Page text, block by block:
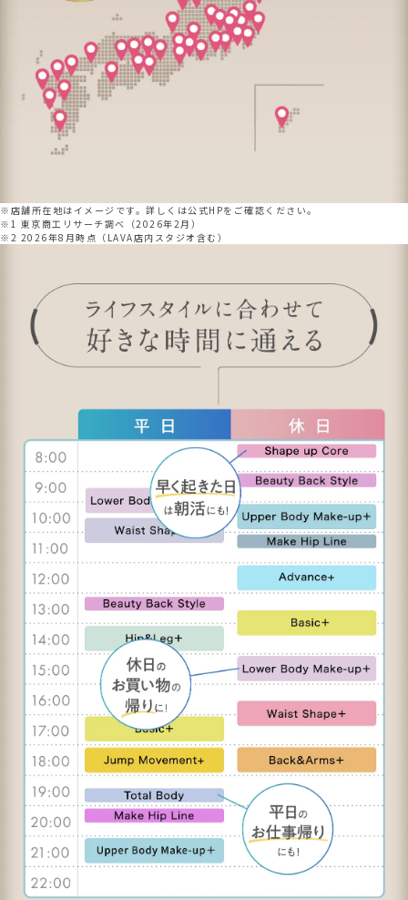
※店舗所在地はイメージです。詳しくは公式HPをご確認ください。
※1 東京商工リサーチ調べ（2026年2月）
※2 2026年8月時点（LAVA店内スタジオ含む）